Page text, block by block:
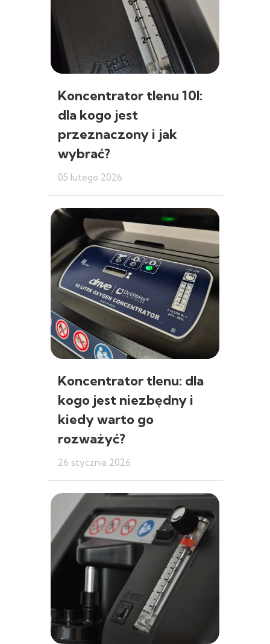
Koncentrator tlenu 10l:
dla kogo jest
przeznaczony i jak
wybrać?
05 lutego 2026
Koncentrator tlenu: dla
kogo jest niezbędny i
kiedy warto go
rozważyć?
26 stycznia 2026